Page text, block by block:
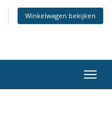
Winkelwagen bekijken
in-/